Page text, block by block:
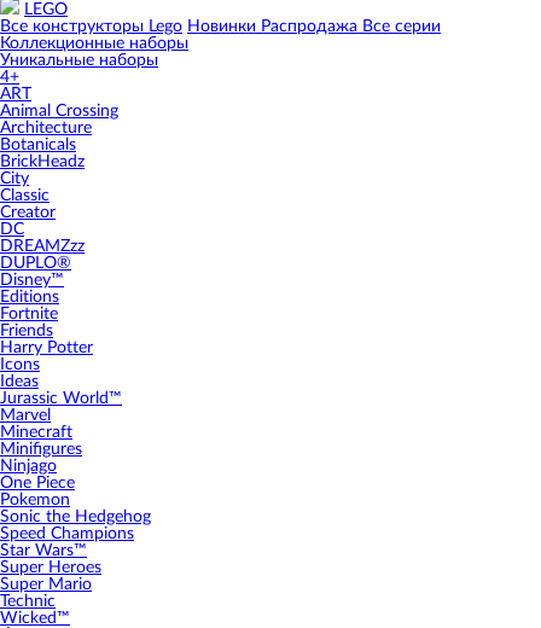
LEGO
Все конструкторы Lego Новинки Распродажа Все серии
Коллекционные наборы
Уникальные наборы
4+
ART
Animal Crossing
Architecture
Botanicals
BrickHeadz
City
Classic
Creator
DC
DREAMZzz
DUPLO®
Disney™
Editions
Fortnite
Friends
Harry Potter
Icons
Ideas
Jurassic World™
Marvel
Minecraft
Minifigures
Ninjago
One Piece
Pokemon
Sonic the Hedgehog
Speed Champions
Star Wars™
Super Heroes
Super Mario
Technic
Wicked™